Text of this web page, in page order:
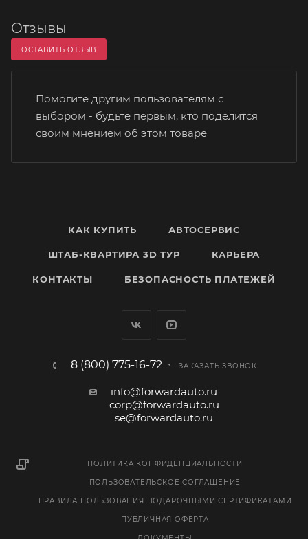
Отзывы
ОСТАВИТЬ ОТЗЫВ
Помогите другим пользователям с
выбором - будьте первым, кто поделится
своим мнением об этом товаре
КАК КУПИТЬ АВТОСЕРВИС
ШТАБ-КВАРТИРА 3D ТУР КАРЬЕРА
КОНТАКТЫ БЕЗОПАСНОСТЬ ПЛАТЕЖЕЙ
8 (800) 775-16-72 ЗАКАЗАТЬ ЗВОНОК
info@forwardauto.ru
corp@forwardauto.ru
se@forwardauto.ru
ПОЛИТИКА КОНФИДЕНЦИАЛЬНОСТИ
ПОЛЬЗОВАТЕЛЬСКОЕ СОГЛАШЕНИЕ
ПРАВИЛА ПОЛЬЗОВАНИЯ ПОДАРОЧНЫМИ СЕРТИФИКАТАМИ
ПУБЛИЧНАЯ ОФЕРТА